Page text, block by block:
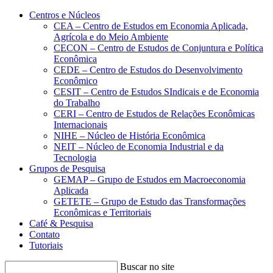
Conteúdo principal Menu principal
Centros e Núcleos
CEA – Centro de Estudos em Economia Aplicada,
Agrícola e do Meio Ambiente
CECON – Centro de Estudos de Conjuntura e Política
Econômica
CEDE – Centro de Estudos do Desenvolvimento
Econômico
CESIT – Centro de Estudos SIndicais e de Economia
do Trabalho
CERI – Centro de Estudos de Relações Econômicas
Internacionais
NIHE – Núcleo de História Econômica
NEIT – Núcleo de Economia Industrial e da
Tecnologia
Grupos de Pesquisa
GEMAP – Grupo de Estudos em Macroeconomia
Aplicada
GETETE – Grupo de Estudo das Transformações
Econômicas e Territoriais
Café & Pesquisa
Contato
Tutoriais
Buscar no site